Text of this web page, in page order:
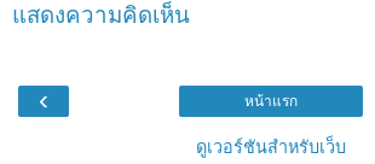
แสดงความคิดเห็น
‹ หน้าแรก
ดูเวอร์ชันสำหรับเว็บ